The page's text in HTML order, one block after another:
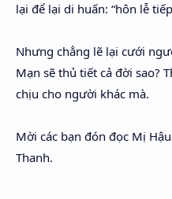
lại để lại di huấn: “hôn lễ
Nhưng chẳng lẽ lại cưới
Mạn sẽ thủ tiết cả đời sao?
chịu cho người khác mà.
Mời các bạn đón đọc Mị
Thanh.